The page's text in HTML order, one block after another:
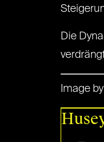
Die
Image